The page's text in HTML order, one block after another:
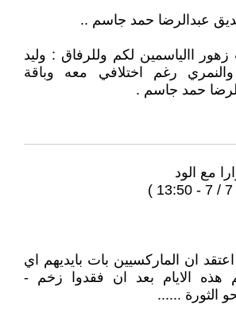
عبدالرضا حمد جاسم ..
زهور االياسمين لكم وللرفاق : وليد
رغم اختلافي معه وباقة
حمد جاسم .
ان الماركسيين بات بايديهم اي
هذه الايام بعد ان فقدوا زخم -
الثورة ......